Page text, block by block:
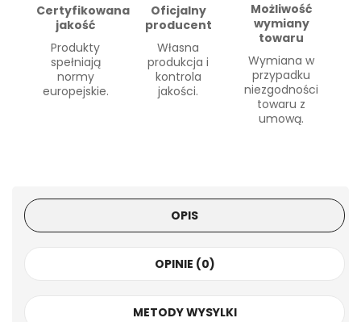
Certyfikowana
jakość
Produkty
spełniają
normy
europejskie.
Oficjalny
producent
Własna
produkcja i
kontrola
jakości.
Możliwość
wymiany
towaru
Wymiana w
przypadku
niezgodności
towaru z
umową.
OPIS
OPINIE (0)
METODY WYSYLKI